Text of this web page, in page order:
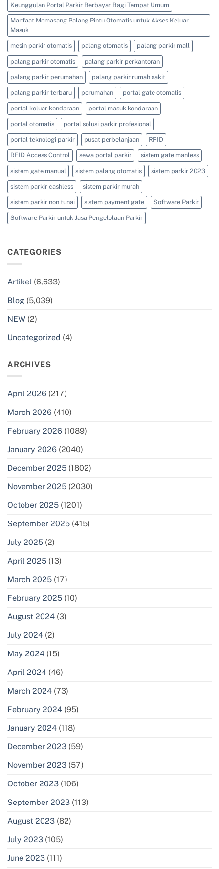
Keunggulan Portal Parkir Berbayar Bagi Tempat Umum
Manfaat Memasang Palang Pintu Otomatis untuk Akses Keluar
Masuk
mesin parkir otomatis palang otomatis palang parkir mall
palang parkir otomatis palang parkir perkantoran
palang parkir perumahan palang parkir rumah sakit
palang parkir terbaru perumahan portal gate otomatis
portal keluar kendaraan portal masuk kendaraan
portal otomatis portal solusi parkir profesional
portal teknologi parkir pusat perbelanjaan RFID
RFID Access Control sewa portal parkir sistem gate manless
sistem gate manual sistem palang otomatis sistem parkir 2023
sistem parkir cashless sistem parkir murah
sistem parkir non tunai sistem payment gate Software Parkir
Software Parkir untuk Jasa Pengelolaan Parkir
CATEGORIES
Artikel (6,633)
Blog (5,039)
NEW (2)
Uncategorized (4)
ARCHIVES
April 2026 (217)
March 2026 (410)
February 2026 (1089)
January 2026 (2040)
December 2025 (1802)
November 2025 (2030)
October 2025 (1201)
September 2025 (415)
July 2025 (2)
April 2025 (13)
March 2025 (17)
February 2025 (10)
August 2024 (3)
July 2024 (2)
May 2024 (15)
April 2024 (46)
March 2024 (73)
February 2024 (95)
January 2024 (118)
December 2023 (59)
November 2023 (57)
October 2023 (106)
September 2023 (113)
August 2023 (82)
July 2023 (105)
June 2023 (111)